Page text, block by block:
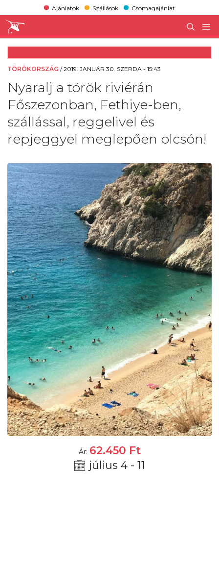
Ajánlatok Szállások Csomagajánlat
TÖRÖKORSZÁG /2019. JANUÁR 30. SZERDA - 15:43
Nyaralj a török riviérán
Főszezonban, Fethiye-ben,
szállással, reggelivel és
repjeggyel meglepően olcsón!
Ár: 62.450 Ft
július 4 - 11